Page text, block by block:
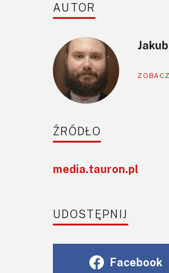
AUTOR
ŹRÓDŁO
media.tauron.pl
UDOSTĘPNIJ
Facebook